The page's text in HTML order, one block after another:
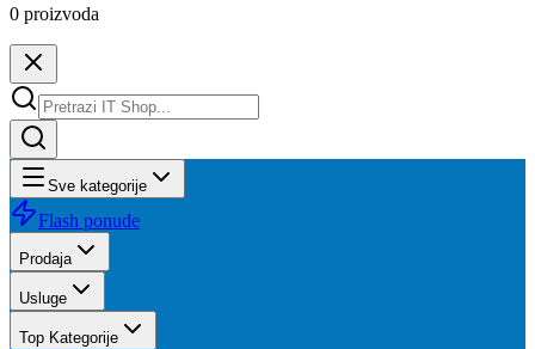
0 proizvoda
Sve kategorije
Flash ponude
Prodaja
Usluge
Top Kategorije